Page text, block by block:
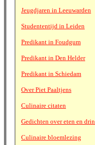
Jeugdjaren in Leeuwarden
Studententijd in Leiden
Predikant in Foudgum
Predikant in Den Helder
Predikant in Schiedam
Over Piet Paaltjens
Culinaire citaten
Gedichten over eten en
Culinaire bloemlezing